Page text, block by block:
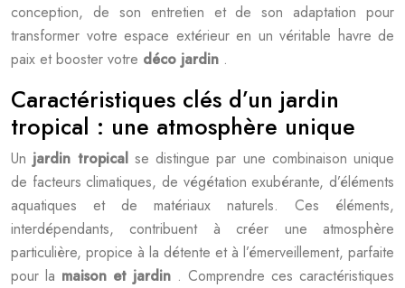
conception, de son entretien et de son adaptation pour
transformer votre espace extérieur en un véritable havre de
paix et booster votre déco jardin .
Caractéristiques clés d’un jardin
tropical : une atmosphère unique
Un jardin tropical se distingue par une combinaison unique
de facteurs climatiques, de végétation exubérante, d’éléments
aquatiques et de matériaux naturels. Ces éléments,
interdépendants, contribuent à créer une atmosphère
particulière, propice à la détente et à l’émerveillement, parfaite
pour la maison et jardin . Comprendre ces caractéristiques